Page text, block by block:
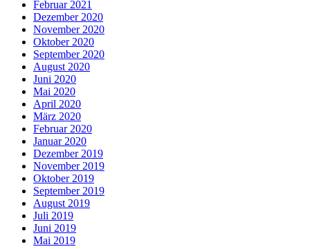
Februar 2021
Dezember 2020
November 2020
Oktober 2020
September 2020
August 2020
Juni 2020
Mai 2020
April 2020
März 2020
Februar 2020
Januar 2020
Dezember 2019
November 2019
Oktober 2019
September 2019
August 2019
Juli 2019
Juni 2019
Mai 2019